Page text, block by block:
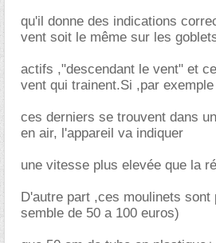
qu'il donne des indications
vent soit le même sur les
actifs ,"descendant le vent" et
vent qui trainent.Si ,par exemple
ces derniers se trouvent dans
en air, l'appareil va indiquer
une vitesse plus elevée que la
D'autre part ,ces moulinets
semble de 50 a 100 euros)